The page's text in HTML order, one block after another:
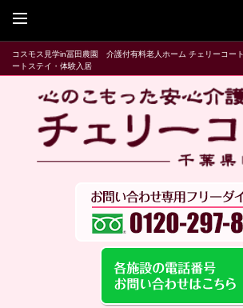
コスモス見学in冨田農園 介護付有料老人ホーム チェリーコー
ートステイ・体験入居